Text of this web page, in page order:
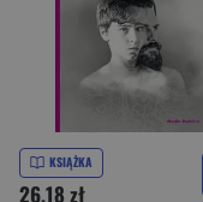
KSIĄŻKA
26,18 zł